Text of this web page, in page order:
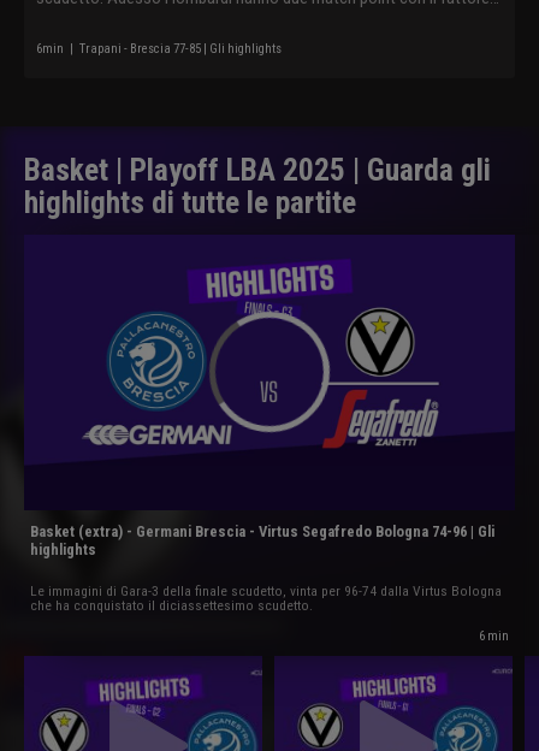
6min | Trapani - Brescia 77-85 | Gli highlights
Basket | Playoff LBA 2025 | Guarda gli
highlights di tutte le partite
Basket (extra) - Germani Brescia - Virtus Segafredo Bologna 74-96 | Gli
highlights
Le immagini di Gara-3 della finale scudetto, vinta per 96-74 dalla Virtus Bologna
che ha conquistato il diciassettesimo scudetto.
6 min